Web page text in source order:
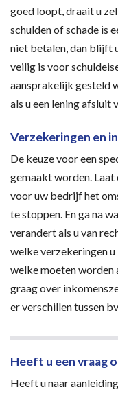
goed loopt, draait u
schulden of schade is
niet betalen, dan blijft
veilig is voor
aansprakelijk gesteld
als u een lening afsluit
Verzekeringen en
De keuze voor een
gemaakt worden. Laat
voor uw bedrijf het
te stoppen. En ga na
verandert als u van
welke verzekeringen
welke moeten worden
graag over
er verschillen tussen
Heeft u een vraag
Heeft u naar